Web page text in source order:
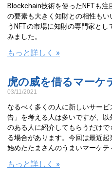
Blockchain技術を使ったNFTも注
の要素も大きく知財との相性も
うNFTの市場に知財の専門家と
みました。
もっと詳しく »
虎の威を借るマーケ
03/11/2021
なるべく多くの人に新しいサー
告」を考える人は多いですが、
のある人に紹介してもらうだけ
る場合があります。今回は最近
始めたたまさんのうまいマーケテ
もっと詳しく »